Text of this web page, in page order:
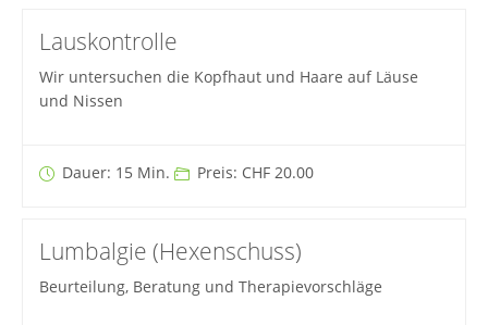
Lauskontrolle
Wir untersuchen die Kopfhaut und Haare auf Läuse
und Nissen
Dauer: 15 Min. Preis: CHF 20.00
Lumbalgie (Hexenschuss)
Beurteilung, Beratung und Therapievorschläge